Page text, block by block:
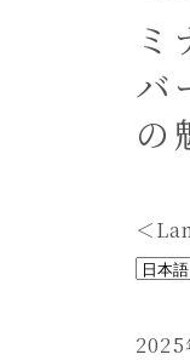
バ
の
＜
＜
a
2025